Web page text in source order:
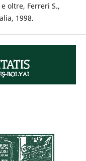
oltre, Ferreri S.,
1998.